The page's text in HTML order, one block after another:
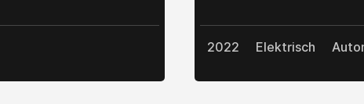
2022 Elektrisch